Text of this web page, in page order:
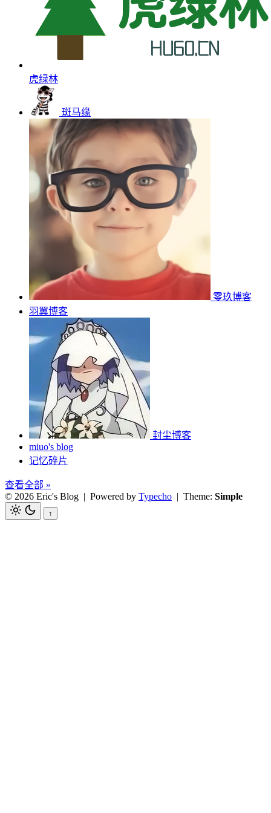
虎绿林
斑马缘
零玖博客
羽翼博客
封尘博客
miuo's blog
记忆碎片
查看全部 »
© 2026 Eric's Blog | Powered by Typecho | Theme: Simple
↑